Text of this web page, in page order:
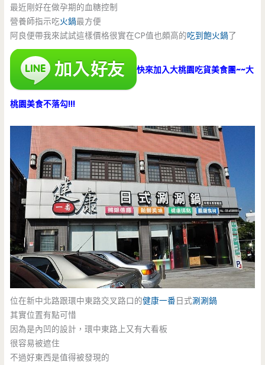
最近剛好在做孕期的血糖控制
營養師指示吃火鍋最方便
阿良便帶我來試試這樣價格很實在CP值也頗高的吃到飽火鍋了
快來加入大桃園吃貨美食團~~大
桃園美食不落勾!!!
位在新中北路跟環中東路交叉路口的健康一番日式涮涮鍋
其實位置有點可惜
因為是內凹的設計，環中東路上又有大看板
很容易被遮住
不過好東西是值得被發現的